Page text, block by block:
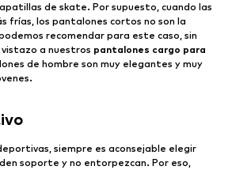
de skate. Por supuesto, cuando las
frías, los pantalones cortos no son la
recomendar para este caso, sin
vistazo a nuestros pantalones cargo para
de hombre son muy elegantes y muy
siempre es aconsejable elegir
soporte y no entorpezcan. Por eso,